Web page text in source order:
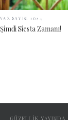
YAZ SAYISI 2024
Şimdi Siesta Zamanı!
GÜZELLİK YAYINDA